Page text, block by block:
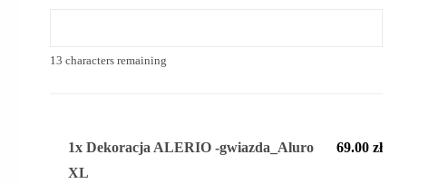
13 characters remaining
1xDekoracja ALERIO -gwiazda_Aluro
XL
69.00 zł